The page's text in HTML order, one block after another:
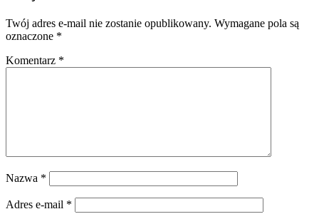
Twój adres e-mail nie zostanie opublikowany. Wymagane pola są
oznaczone *
Komentarz *
Nazwa *
Adres e-mail *